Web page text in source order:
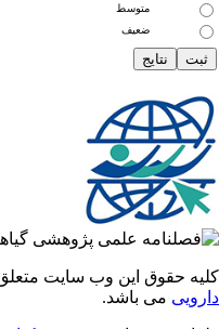
متوسط
ضعیف
حقوق این وب سایت متعلق به
می باشد.